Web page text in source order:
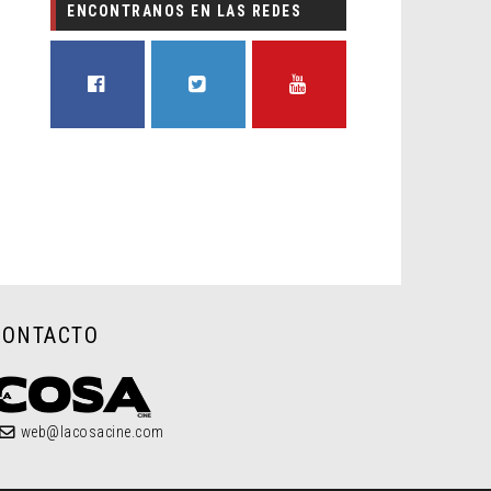
ENCONTRANOS EN LAS REDES
web@lacosacine.com